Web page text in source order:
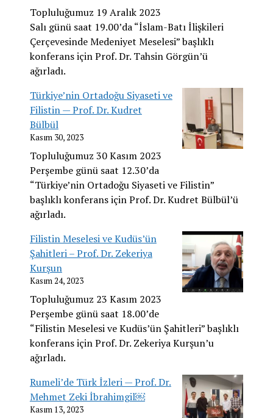
Topluluğumuz 19 Aralık 2023
Salı günü saat 19.00’da “İslam-Batı İlişkileri
Çerçevesinde Medeniyet Meselesi” başlıklı
konferans için Prof. Dr. Tahsin Görgün’ü
ağırladı.
Türkiye’nin Ortadoğu Siyaseti ve
Filistin — Prof. Dr. Kudret
Bülbül
Kasım 30, 2023
Topluluğumuz 30 Kasım 2023
Perşembe günü saat 12.30’da
“Türkiye’nin Ortadoğu Siyaseti ve Filistin”
başlıklı konferans için Prof. Dr. Kudret Bülbül’ü
ağırladı.
Filistin Meselesi ve Kudüs’ün
Şahitleri – Prof. Dr. Zekeriya
Kurşun
Kasım 24, 2023
Topluluğumuz 23 Kasım 2023
Perşembe günü saat 18.00’de
“Filistin Meselesi ve Kudüs’ün Şahitleri” başlıklı
konferans için Prof. Dr. Zekeriya Kurşun’u
ağırladı.
Rumeli’de Türk İzleri — Prof. Dr.
Mehmet Zeki İbrahimgil￼
Kasım 13, 2023